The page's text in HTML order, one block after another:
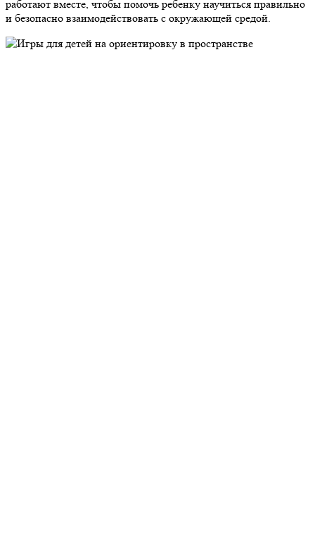
работают вместе, чтобы помочь ребенку научиться правильно
и безопасно взаимодействовать с окружающей средой.